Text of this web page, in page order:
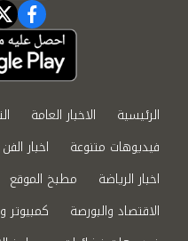
الرئيسية الاخبار العامة
فيديوهات متنوعة
اخبار الفن
اخبار الرياضة
مطبخ الموقع
الاقتصاد والبورصة
كمبيوتر